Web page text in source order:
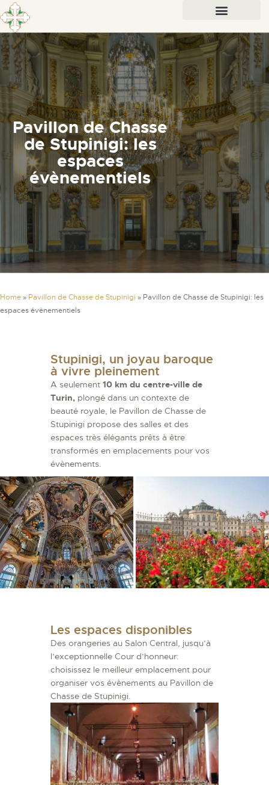
Pavillon de Chasse
de Stupinigi: les
espaces
évènementiels
Home » Pavillon de Chasse de Stupinigi » Pavillon de Chasse de Stupinigi: les
espaces évènementiels
Stupinigi, un joyau baroque
à vivre pleinement
A seulement 10 km du centre-ville de
Turin, plongé dans un contexte de
beauté royale, le Pavillon de Chasse de
Stupinigi propose des salles et des
espaces très élégants prêts à être
transformés en emplacements pour vos
évènements.
Les espaces disponibles
Des orangeries au Salon Central, jusqu’à
l’exceptionnelle Cour d’honneur:
choisissez le meilleur emplacement pour
organiser vos évènements au Pavillon de
Chasse de Stupinigi.